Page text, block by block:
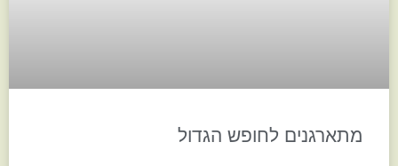
מתארגנים לחופש הגדול